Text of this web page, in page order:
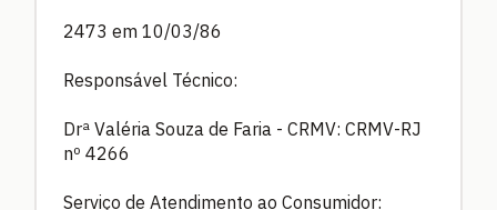
2473 em 10/03/86
Responsável Técnico:
Drª Valéria Souza de Faria - CRMV: CRMV-RJ
nº 4266
Serviço de Atendimento ao Consumidor: